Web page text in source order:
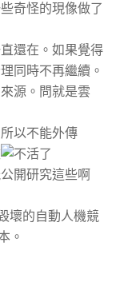
奇怪的現像做了
還在。如果覺得
同時不再繼續。
源。問就是雲
所以不能外傳
開研究這些啊
壞的自動人機競
。